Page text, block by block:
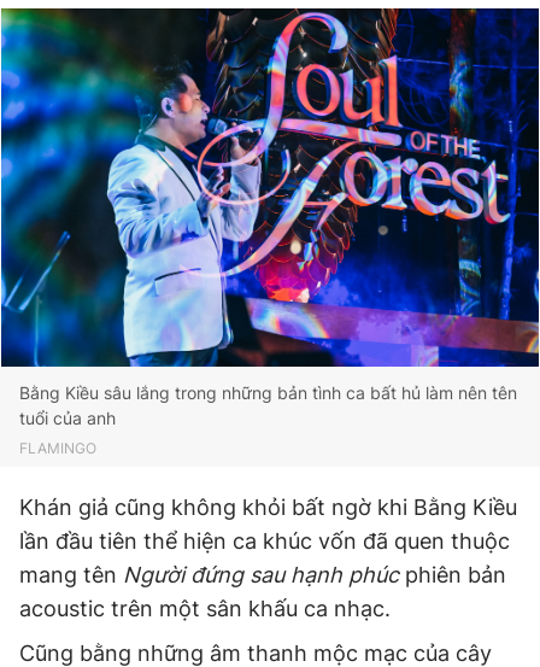
Bằng Kiều sâu lắng trong những bản tình ca bất hủ làm nên tên
tuổi của anh
FLAMINGO
Khán giả cũng không khỏi bất ngờ khi Bằng Kiều
lần đầu tiên thể hiện ca khúc vốn đã quen thuộc
mang tên Người đứng sau hạnh phúcphiên bản
acoustic trên một sân khấu ca nhạc.
Cũng bằng những âm thanh mộc mạc của cây